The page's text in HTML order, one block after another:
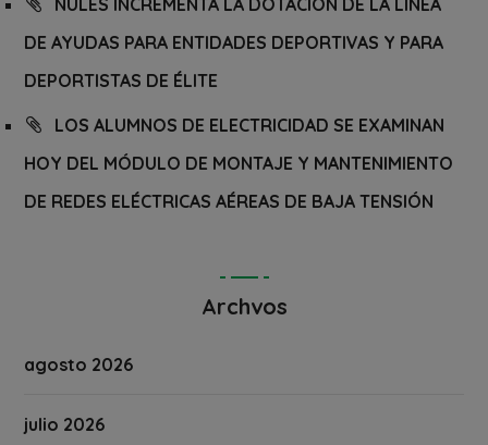
NULES INCREMENTA LA DOTACIÓN DE LA LÍNEA
DE AYUDAS PARA ENTIDADES DEPORTIVAS Y PARA
DEPORTISTAS DE ÉLITE
LOS ALUMNOS DE ELECTRICIDAD SE EXAMINAN
HOY DEL MÓDULO DE MONTAJE Y MANTENIMIENTO
DE REDES ELÉCTRICAS AÉREAS DE BAJA TENSIÓN
Archvos
agosto 2026
julio 2026